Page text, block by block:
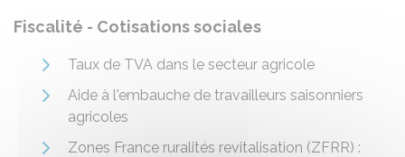
Fiscalité - Cotisations sociales
Taux de TVA dans le secteur agricole
Aide à l'embauche de travailleurs saisonniers
agricoles
Zones France ruralités revitalisation (ZFRR) :